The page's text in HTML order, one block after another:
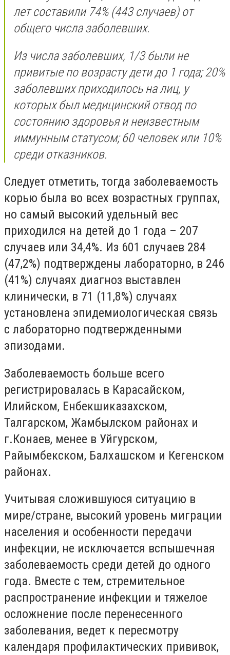
лет составили 74% (443 случаев) от
общего числа заболевших.
Из числа заболевших, 1/3 были не
привитые по возрасту дети до 1 года; 20%
заболевших приходилось на лиц, у
которых был медицинский отвод по
состоянию здоровья и неизвестным
иммунным статусом; 60 человек или 10%
среди отказников.
Следует отметить, тогда заболеваемость
корью была во всех возрастных группах,
но самый высокий удельный вес
приходился на детей до 1 года – 207
случаев или 34,4%. Из 601 случаев 284
(47,2%) подтверждены лабораторно, в 246
(41%) случаях диагноз выставлен
клинически, в 71 (11,8%) случаях
установлена эпидемиологическая связь
с лабораторно подтвержденными
эпизодами.
Заболеваемость больше всего
регистрировалась в Карасайском,
Илийском, Енбекшиказахском,
Талгарском, Жамбылском районах и
г.Конаев, менее в Уйгурском,
Райымбекском, Балхашском и Кегенском
районах.
Учитывая сложившуюся ситуацию в
мире/стране, высокий уровень миграции
населения и особенности передачи
инфекции, не исключается вспышечная
заболеваемость среди детей до одного
года. Вместе с тем, стремительное
распространение инфекции и тяжелое
осложнение после перенесенного
заболевания, ведет к пересмотру
календаря профилактических прививок,